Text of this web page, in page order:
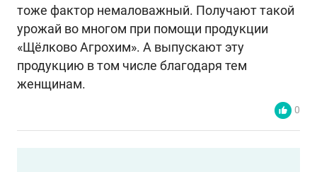
тоже фактор немаловажный. Получают такой
урожай во многом при помощи продукции
«Щёлково Агрохим». А выпускают эту
продукцию в том числе благодаря тем
женщинам.
0